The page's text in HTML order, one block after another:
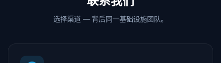
选择渠道 — 背后同一基础设施团队。